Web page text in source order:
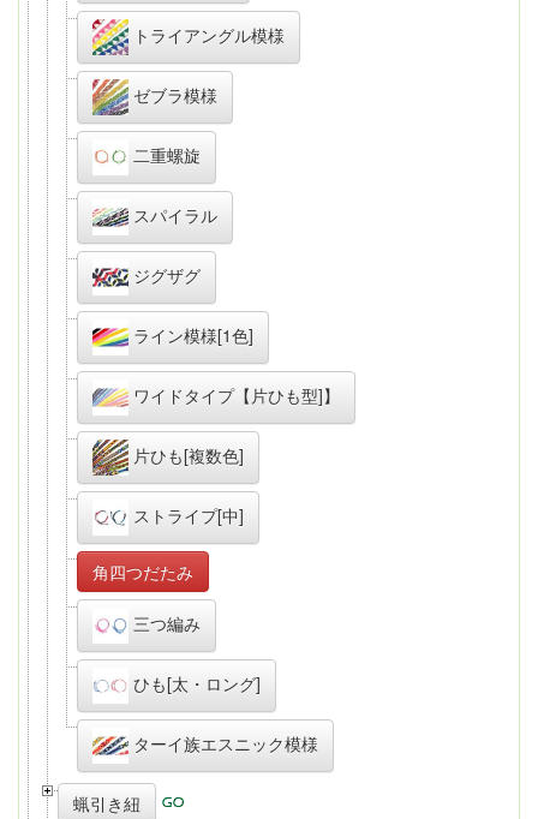
トライアングル模様
ゼブラ模様
二重螺旋
スパイラル
ジグザグ
ライン模様[1色]
ワイドタイプ【片ひも型]】
片ひも[複数色]
ストライプ[中]
角四つだたみ
三つ編み
ひも[太・ロング]
ターイ族エスニック模様
蝋引き紐